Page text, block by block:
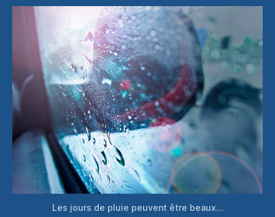
Les jours de pluie peuvent être beaux…